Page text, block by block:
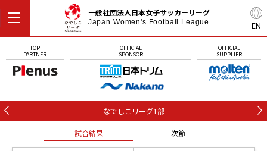
EN
一般社団法人日本女子サッカーリーグ
Japan Women's Football League
TOP
PARTNER
OFFICIAL
SPONSOR
OFFICIAL
SUPPLIER
なでしこリーグ1部
試合結果 次節